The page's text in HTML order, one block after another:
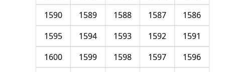
1586
1587
1588
1589
1590
1591
1592
1593
1594
1595
1596
1597
1598
1599
1600